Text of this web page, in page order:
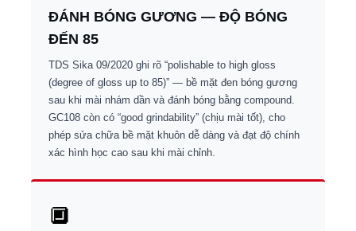
ĐÁNH BÓNG GƯƠNG — ĐỘ BÓNG
ĐẾN 85
TDS Sika 09/2020 ghi rõ “polishable to high gloss
(degree of gloss up to 85)” — bề mặt đen bóng gương
sau khi mài nhám dần và đánh bóng bằng compound.
GC108 còn có “good grindability” (chịu mài tốt), cho
phép sửa chữa bề mặt khuôn dễ dàng và đạt độ chính
xác hình học cao sau khi mài chỉnh.
🔲